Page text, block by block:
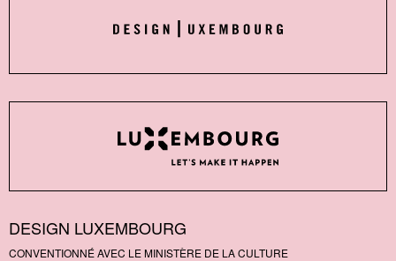
DESIGN LUXEMBOURG
CONVENTIONNÉ AVEC LE MINISTÈRE DE LA CULTURE